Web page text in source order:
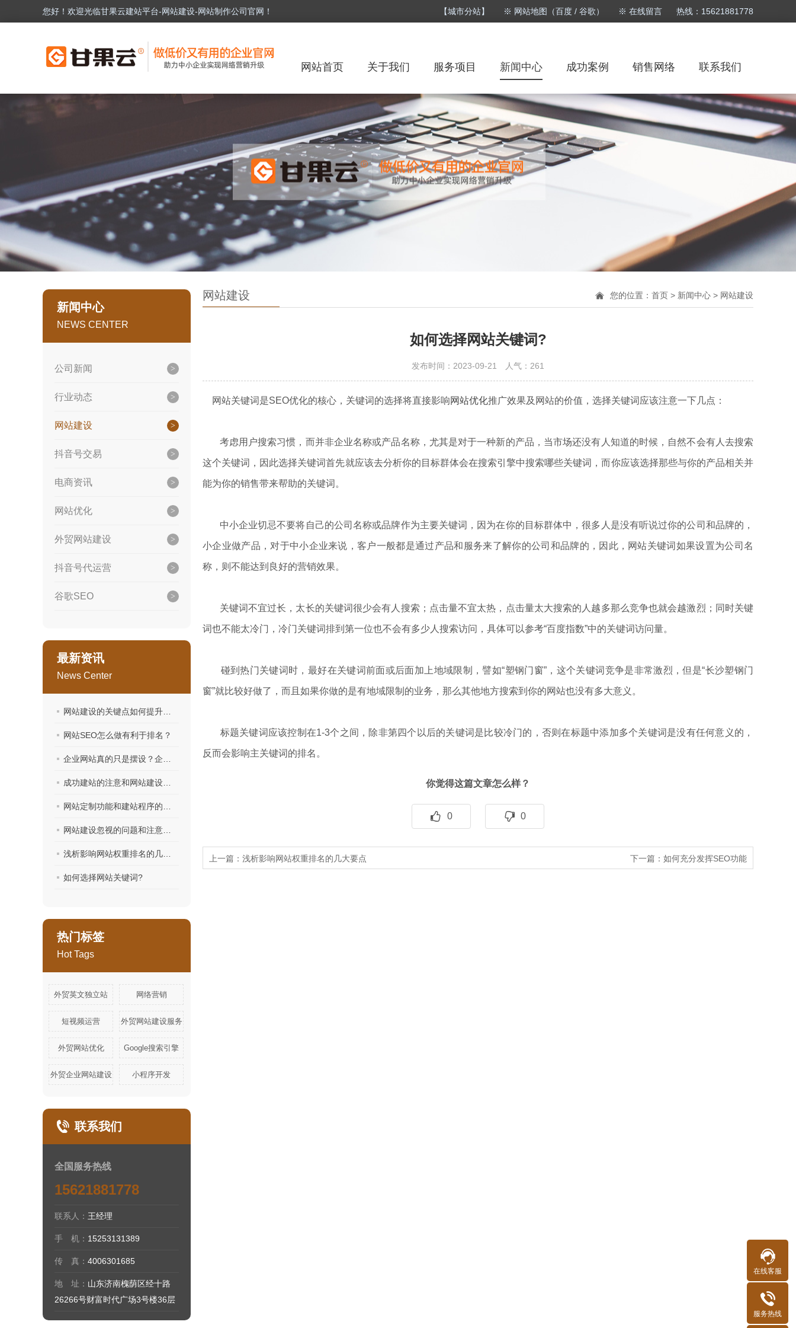
您好！欢迎光临甘果云建站平台-网站建设-网站制作公司官网！ 【城市分站】 ※ 网站地图 （百度 / 谷歌） ※ 在线留言 热线：15621881778
网站首页 关于我们 服务项目 新闻中心 成功案例 销售网络 联系我们
新闻中心
NEWS CENTER
公司新闻
行业动态
网站建设
抖音号交易
电商资讯
网站优化
外贸网站建设
抖音号代运营
谷歌SEO
最新资讯
News Center
网站SEO怎么做有利于排名？
如何选择网站关键词?
热门标签
Hot Tags
外贸英文独立站 网络营销
短视频运营 外贸网站建设服务
外贸网站优化 Google搜索引擎
外贸企业网站建设 小程序开发
联系我们
全国服务热线
15621881778
联系人： 王经理
手 机： 15253131389
传 真： 4006301685
地 址： 山东济南槐荫区经十路
26266号财富时代广场3号楼36层
网站建设 您的位置： 首页 > 新闻中心 > 网站建设
如何选择网站关键词?
发布时间：2023-09-21 人气： 261
网站关键词是SEO优化的核心，关键词的选择将直接影响网站优化推广效果及网站的价值，选择关键词应该注意一下几点：
考虑用户搜索习惯，而并非企业名称或产品名称，尤其是对于一种新的产品，当市场还没有人知道的时候，自然不会有人去搜索
这个关键词，因此选择关键词首先就应该去分析你的目标群体会在搜索引擎中搜索哪些关键词，而你应该选择那些与你的产品相关并
能为你的销售带来帮助的关键词。
中小企业切忌不要将自己的公司名称或品牌作为主要关键词，因为在你的目标群体中，很多人是没有听说过你的公司和品牌的，
小企业做产品，对于中小企业来说，客户一般都是通过产品和服务来了解你的公司和品牌的，因此，网站关键词如果设置为公司名
称，则不能达到良好的营销效果。
关键词不宜过长，太长的关键词很少会有人搜索；点击量不宜太热，点击量太大搜索的人越多那么竞争也就会越激烈；同时关键
词也不能太冷门，冷门关键词排到第一位也不会有多少人搜索访问，具体可以参考“百度指数”中的关键词访问量。
碰到热门关键词时，最好在关键词前面或后面加上地域限制，譬如“塑钢门窗”，这个关键词竞争是非常激烈，但是“长沙塑钢门
窗”就比较好做了，而且如果你做的是有地域限制的业务，那么其他地方搜索到你的网站也没有多大意义。
标题关键词应该控制在1-3个之间，除非第四个以后的关键词是比较冷门的，否则在标题中添加多个关键词是没有任何意义的，
反而会影响主关键词的排名。
你觉得这篇文章怎么样？
0 0
上一篇： 浅析影响网站权重排名的几大要点 下一篇： 如何充分发挥SEO功能
在线客服
服务热线